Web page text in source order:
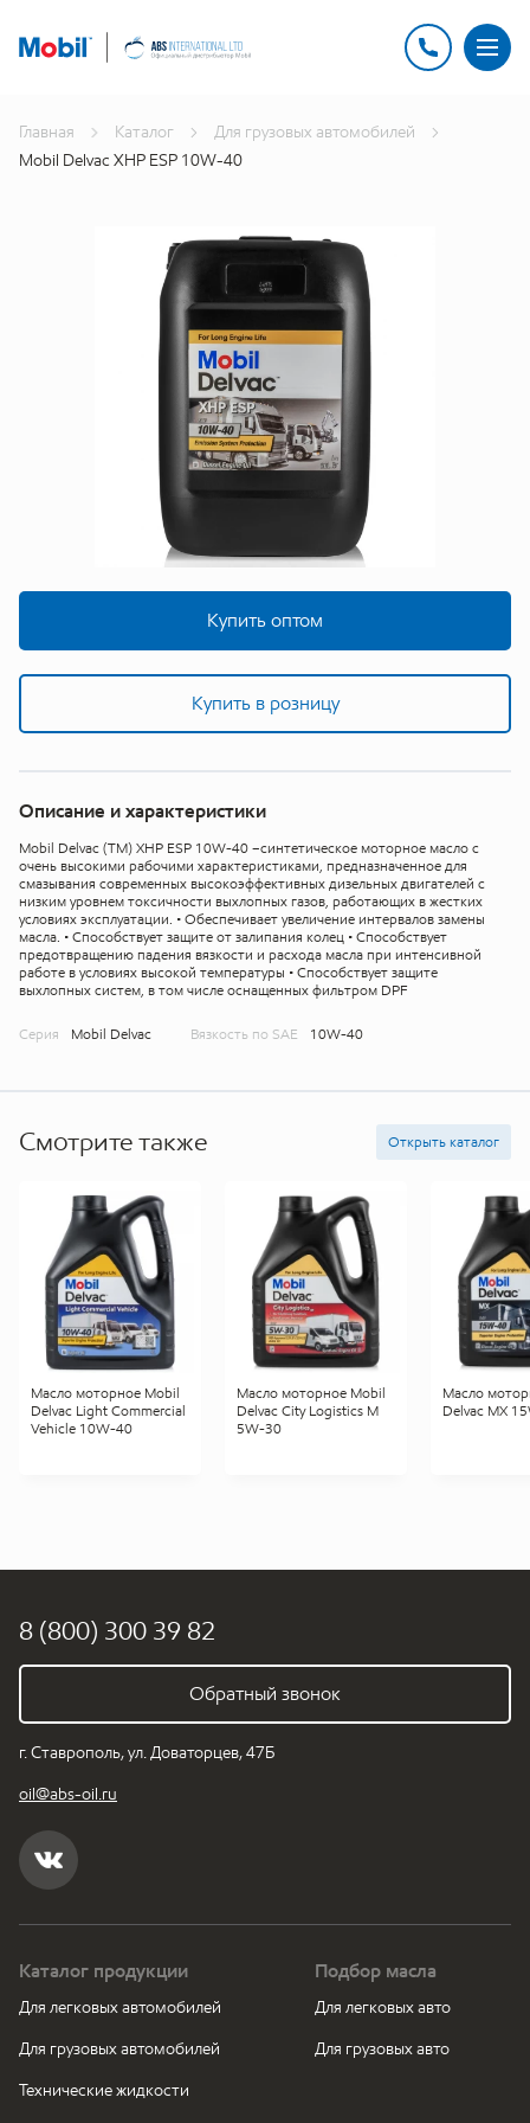
Главная Каталог
Для грузовых автомобилей
Mobil Delvac XHP ESP 10W-40
Купить оптом
Купить в розницу
Описание и характеристики
Mobil Delvac (ТМ) XHP ESP 10W-40 –синтетическое моторное масло с
очень высокими рабочими характеристиками, предназначенное для
смазывания современных высокоэффективных дизельных двигателей с
низким уровнем токсичности выхлопных газов, работающих в жестких
условиях эксплуатации. • Обеспечивает увеличение интервалов замены
масла. • Способствует защите от залипания колец • Способствует
предотвращению падения вязкости и расхода масла при интенсивной
работе в условиях высокой температуры • Способствует защите
выхлопных систем, в том числе оснащенных фильтром DPF
Серия Mobil Delvac Вязкость по SAE 10W-40
Смотрите также Открыть каталог
Масло моторное Mobil
Delvac Light Commercial
Vehicle 10W-40
Масло моторное Mobil
Delvac City Logistics M
5W-30
Масло
Delvac MX
Каталог продукции
Для легковых автомобилей
Для грузовых автомобилей
Технические жидкости
Подбор масла
Для легковых авто
Для грузовых авто
8 (800) 300 39 82
Обратный звонок
г. Ставрополь, ул. Доваторцев, 47Б
oil@abs-oil.ru